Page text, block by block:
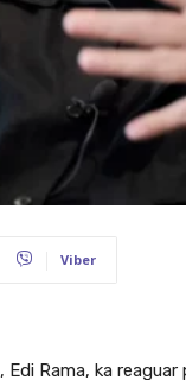
Viber
Edi Rama, ka